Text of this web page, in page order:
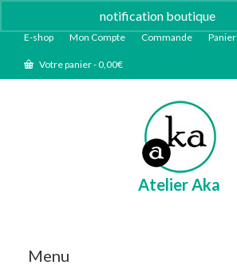
notification boutique
E-shop Mon Compte Commande Panier
Votre panier-0,00€
Atelier Aka
Menu